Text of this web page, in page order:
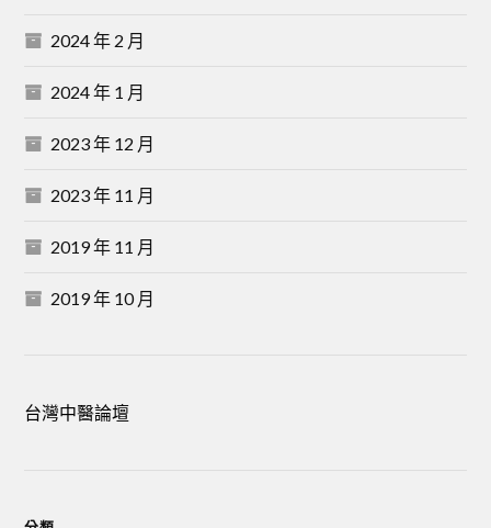
2024 年 2 月
2024 年 1 月
2023 年 12 月
2023 年 11 月
2019 年 11 月
2019 年 10 月
台灣中醫論壇